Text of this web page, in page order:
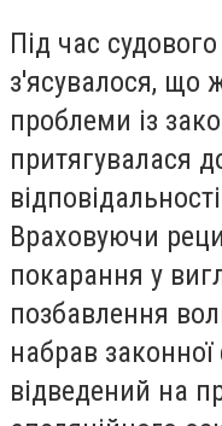
Під час
з'ясувалося, що
проблеми із
притягувалася
Враховуючи
покарання у
позбавлення
набрав
відведений на